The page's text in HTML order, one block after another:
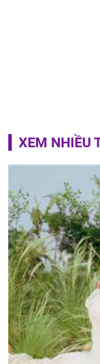
XEM NHIỀU